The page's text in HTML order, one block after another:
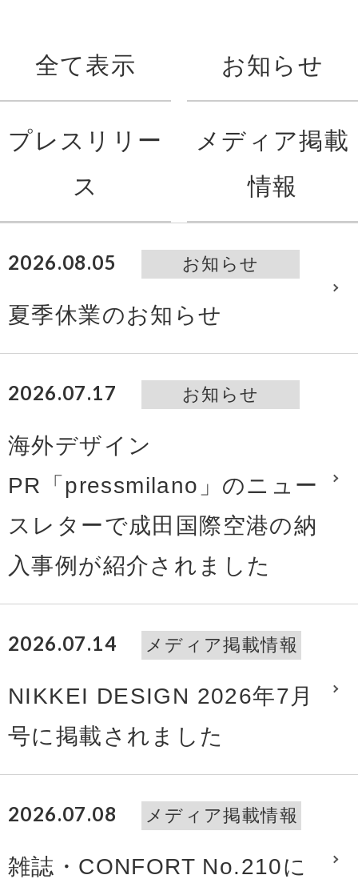
全て表示 お知らせ
プレスリリー
ス
メディア掲載
情報
2026.08.05 お知らせ
夏季休業のお知らせ
2026.07.17 お知らせ
海外デザイン
PR「pressmilano」のニュー
スレターで成田国際空港の納
入事例が紹介されました
2026.07.14 メディア掲載情報
NIKKEI DESIGN 2026年7月
号に掲載されました
2026.07.08 メディア掲載情報
雑誌・CONFORT No.210に